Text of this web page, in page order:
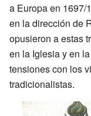
a Europa en 1697/
en la dirección de
opusieron a estas
en la Iglesia y en
tensiones con los
tradicionalistas.